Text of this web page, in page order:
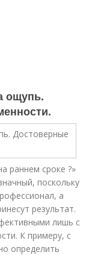
ощупь.
раннем сроке ?»
поскольку
а
результат.
лишь с
К примеру, с
определить